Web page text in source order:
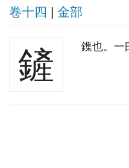
卷十四 | 金部
鏟 鏶也。一